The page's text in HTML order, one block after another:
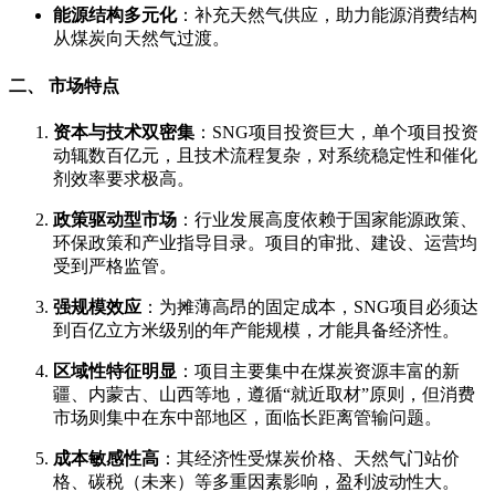
能源结构多元化：补充天然气供应，助力能源消费结构
从煤炭向天然气过渡。
二、 市场特点
资本与技术双密集 ：SNG项目投资巨大，单个项目投资
动辄数百亿元，且技术流程复杂，对系统稳定性和催化
剂效率要求极高。
政策驱动型市场 ：行业发展高度依赖于国家能源政策、
环保政策和产业指导目录。项目的审批、建设、运营均
受到严格监管。
强规模效应 ：为摊薄高昂的固定成本，SNG项目必须达
到百亿立方米级别的年产能规模，才能具备经济性。
区域性特征明显 ：项目主要集中在煤炭资源丰富的新
疆、内蒙古、山西等地，遵循“就近取材”原则，但消费
市场则集中在东中部地区，面临长距离管输问题。
成本敏感性高 ：其经济性受煤炭价格、天然气门站价
格、碳税（未来）等多重因素影响，盈利波动性大。